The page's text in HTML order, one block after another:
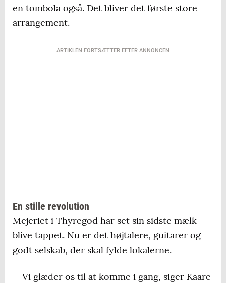
en tombola også. Det bliver det første store
arrangement.
ARTIKLEN FORTSÆTTER EFTER ANNONCEN
En stille revolution
Mejeriet i Thyregod har set sin sidste mælk
blive tappet. Nu er det højtalere, guitarer og
godt selskab, der skal fylde lokalerne.
- Vi glæder os til at komme i gang, siger Kaare